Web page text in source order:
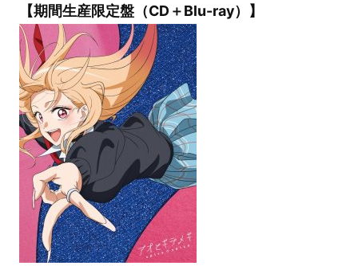
【期間生産限定盤（CD＋Blu-ray）】